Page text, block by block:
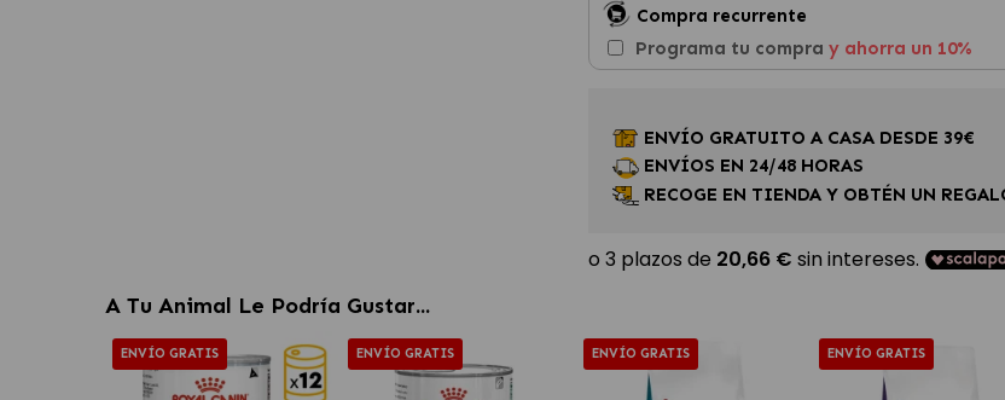
Compra recurrente
Programa tu compra y ahorra un 10%
ENVÍO GRATUITO A CASA DESDE 39€
ENVÍOS EN 24/48 HORAS
RECOGE EN TIENDA Y OBTÉN UN
A Tu Animal Le Podría Gustar...
ENVÍO GRATIS ENVÍO GRATIS ENVÍO GRATIS ENVÍO GRATIS